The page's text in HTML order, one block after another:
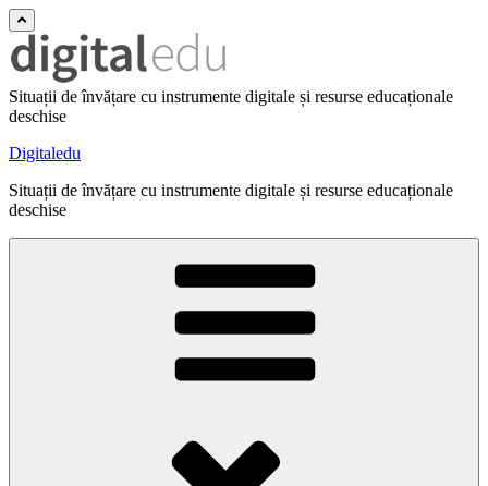
Situații de învățare cu instrumente digitale și resurse educaționale
deschise
Digitaledu
Situații de învățare cu instrumente digitale și resurse educaționale
deschise